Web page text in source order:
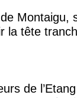
la tête
de